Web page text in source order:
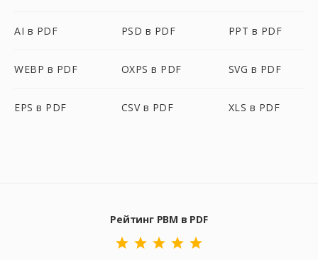
AI в PDF PSD в PDF PPT в PDF
WEBP в PDF OXPS в PDF SVG в PDF
EPS в PDF CSV в PDF XLS в PDF
Рейтинг PBM в PDF